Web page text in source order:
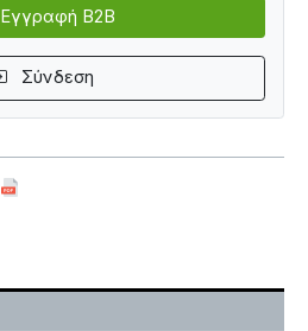
Εγγραφή B2B
Σύνδεση